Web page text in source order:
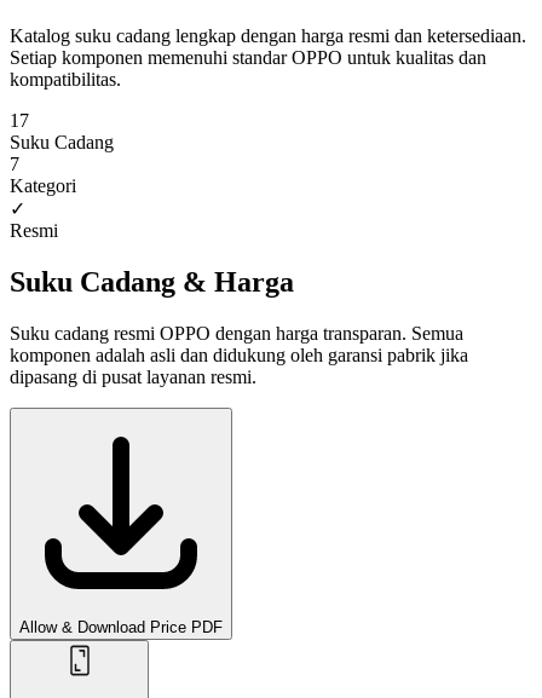
Katalog suku cadang lengkap dengan harga resmi dan ketersediaan.
Setiap komponen memenuhi standar OPPO untuk kualitas dan
kompatibilitas.
17
Suku Cadang
7
Kategori
✓
Resmi
Suku Cadang & Harga
Suku cadang resmi OPPO dengan harga transparan. Semua
komponen adalah asli dan didukung oleh garansi pabrik jika
dipasang di pusat layanan resmi.
Allow & Download Price PDF